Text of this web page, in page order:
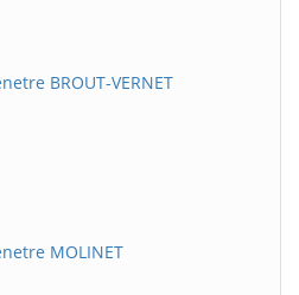
BROUT-VERNET
MOLINET